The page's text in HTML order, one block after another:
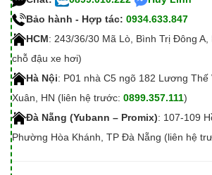
Bảo hành - Hợp tác: 0934.633.847
HCM: 243/36/30 Mã Lò, Bình Trị Đông
chỗ đậu xe hơi)
Hà Nội: P01 nhà C5 ngõ 182 Lương Thế
Xuân, HN (liên hệ trước: 0899.357.111)
Đà Nẵng (Yubann – Promix): 107-109
Phường Hòa Khánh, TP Đà Nẵng (liên hệ